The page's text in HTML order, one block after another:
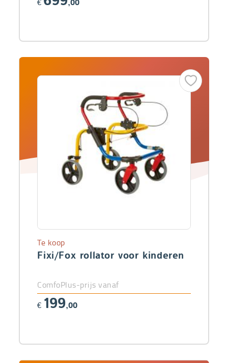
€ ,00
Fixi/Fox rollator voor kinderen
Te koop
ComfoPlus-prijs vanaf
€ 199,00